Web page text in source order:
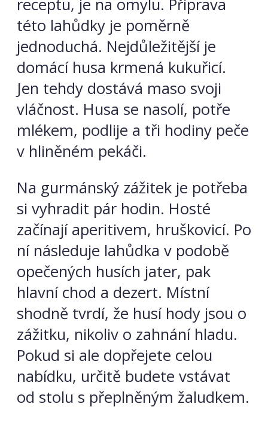
receptu, je na omylu. Příprava
této lahůdky je poměrně
jednoduchá. Nejdůležitější je
domácí husa krmená kukuřicí.
Jen tehdy dostává maso svoji
vláčnost. Husa se nasolí, potře
mlékem, podlije a tři hodiny peče
v hliněném pekáči.
Na gurmánský zážitek je potřeba
si vyhradit pár hodin. Hosté
začínají aperitivem, hruškovicí. Po
ní následuje lahůdka v podobě
opečených husích jater, pak
hlavní chod a dezert. Místní
shodně tvrdí, že husí hody jsou o
zážitku, nikoliv o zahnání hladu.
Pokud si ale dopřejete celou
nabídku, určitě budete vstávat
od stolu s přeplněným žaludkem.